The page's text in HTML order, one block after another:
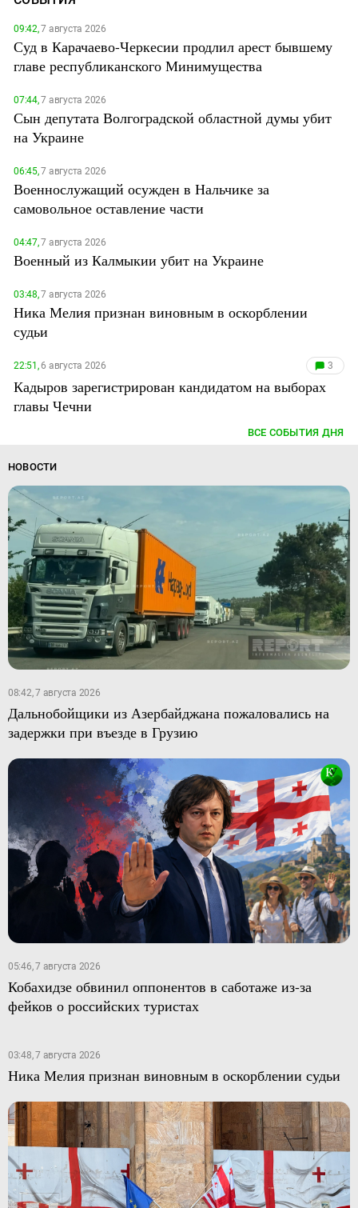
09:42,7 августа 2026
Суд в Карачаево-Черкесии продлил арест бывшему
главе республиканского Минимущества
07:44,7 августа 2026
Сын депутата Волгоградской областной думы убит
на Украине
06:45,7 августа 2026
Военнослужащий осужден в Нальчике за
самовольное оставление части
04:47,7 августа 2026
Военный из Калмыкии убит на Украине
03:48,7 августа 2026
Ника Мелия признан виновным в оскорблении
судьи
22:51,6 августа 2026 3
Кадыров зарегистрирован кандидатом на выборах
главы Чечни
ВСЕ СОБЫТИЯ ДНЯ
НОВОСТИ
08:42, 7 августа 2026
Дальнобойщики из Азербайджана пожаловались на
задержки при въезде в Грузию
05:46, 7 августа 2026
Кобахидзе обвинил оппонентов в саботаже из-за
фейков о российских туристах
03:48, 7 августа 2026
Ника Мелия признан виновным в оскорблении судьи